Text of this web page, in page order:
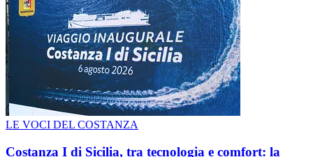
LE VOCI DEL COSTANZA
Costanza I di Sicilia, tra tecnologia e comfort: la